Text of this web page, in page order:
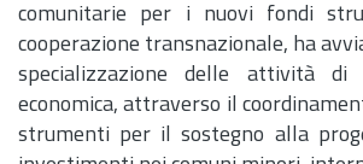
comunitarie per i nuovi fondi
cooperazione transnazionale, ha
specializzazione delle attività di
economica, attraverso il
strumenti per il sostegno alla